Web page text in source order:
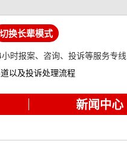
切换长辈模式
时报案、咨询、投诉等服务专线
以及投诉处理流程
新闻中心